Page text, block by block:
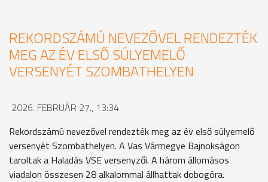
REKORDSZÁMÚ NEVEZŐVEL RENDEZTÉK
MEG AZ ÉV ELSŐ SÚLYEMELŐ
VERSENYÉT SZOMBATHELYEN
2026. FEBRUÁR 27., 13:34
Rekordszámú nevezővel rendezték meg az év első súlyemelő
versenyét Szombathelyen. A Vas Vármegye Bajnokságon
taroltak a Haladás VSE versenyzői. A három állomásos
viadalon összesen 28 alkalommal állhattak dobogóra.